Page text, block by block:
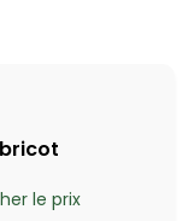
le prix